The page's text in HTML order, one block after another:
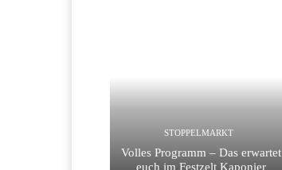
STOPPELMARKT
Volles Programm – Das erwartet
euch im Festzelt Kaponier